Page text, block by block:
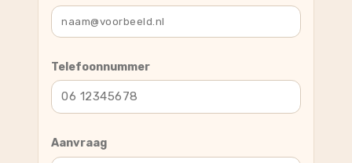
Telefoonnummer
Aanvraag